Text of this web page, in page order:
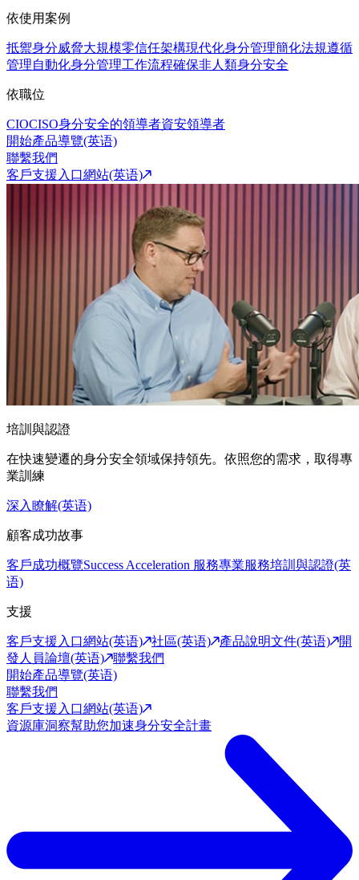
依使用案例
抵禦身分威脅大規模零信任架構現代化身分管理簡化法規遵循
管理自動化身分管理工作流程確保非人類身分安全
依職位
CIOCISO身分安全的領導者資安領導者
開始產品導覽(英语)
聯繫我們
客戶支援入口網站(英语)
培訓與認證
在快速變遷的身分安全領域保持領先。依照您的需求，取得專
業訓練
深入瞭解(英语)
顧客成功故事
客戶成功概覽Success Acceleration 服務專業服務培訓與認證(英
语)
支援
客戶支援入口網站(英语) 社區(英语) 產品說明文件(英语)
開
發人員論壇(英语)
聯繫我們
開始產品導覽(英语)
聯繫我們
客戶支援入口網站(英语)
資源庫洞察幫助您加速身分安全計畫